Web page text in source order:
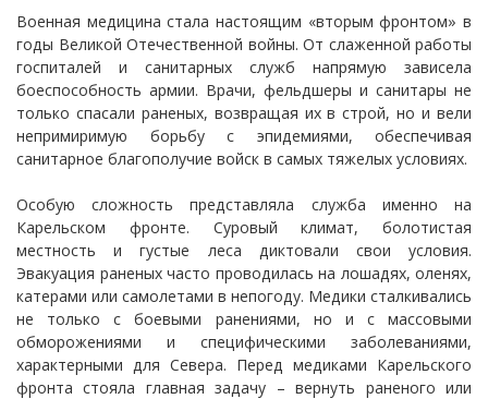
Военная медицина стала настоящим «вторым фронтом» в
годы Великой Отечественной войны. От слаженной работы
госпиталей и санитарных служб напрямую зависела
боеспособность армии. Врачи, фельдшеры и санитары не
только спасали раненых, возвращая их в строй, но и вели
непримиримую борьбу с эпидемиями, обеспечивая
санитарное благополучие войск в самых тяжелых условиях.
Особую сложность представляла служба именно на
Карельском фронте. Суровый климат, болотистая
местность и густые леса диктовали свои условия.
Эвакуация раненых часто проводилась на лошадях, оленях,
катерами или самолетами в непогоду. Медики сталкивались
не только с боевыми ранениями, но и с массовыми
обморожениями и специфическими заболеваниями,
характерными для Севера. Перед медиками Карельского
фронта стояла главная задачу – вернуть раненого или